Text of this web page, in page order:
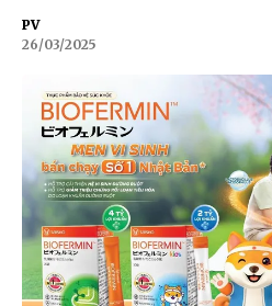
PV
26/03/2025